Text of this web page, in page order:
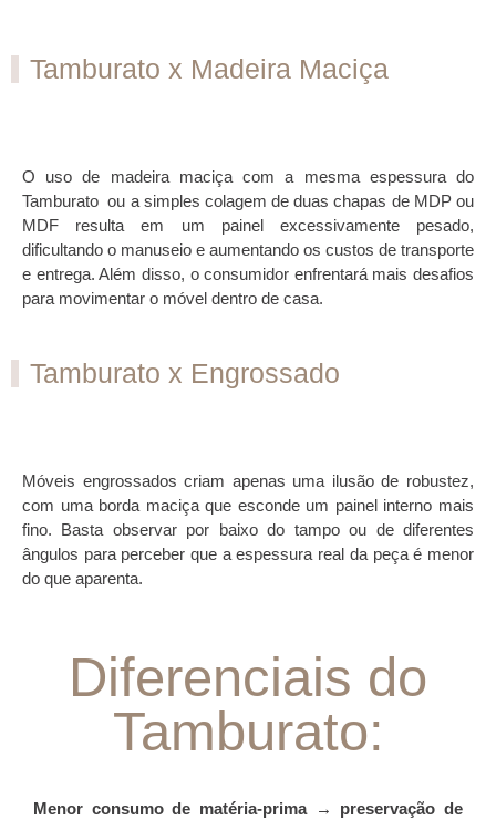
Tamburato x Madeira Maciça
O uso de madeira maciça com a mesma espessura do
Tamburato ou a simples colagem de duas chapas de MDP ou
MDF resulta em um painel excessivamente pesado,
dificultando o manuseio e aumentando os custos de transporte
e entrega. Além disso, o consumidor enfrentará mais desafios
para movimentar o móvel dentro de casa.
Tamburato x Engrossado
Móveis engrossados criam apenas uma ilusão de robustez,
com uma borda maciça que esconde um painel interno mais
fino. Basta observar por baixo do tampo ou de diferentes
ângulos para perceber que a espessura real da peça é menor
do que aparenta.
Diferenciais do
Tamburato:
Menor consumo de matéria-prima → preservação de